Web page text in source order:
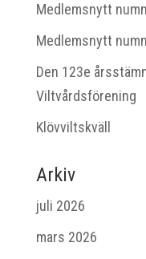
Medlemsnytt
Medlemsnytt
Den 123e
Viltvårdsförening
Klövviltskväll
Arkiv
juli 2026
mars 2026